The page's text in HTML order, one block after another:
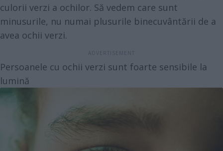
culorii verzi a ochilor. Să vedem care sunt
minusurile, nu numai plusurile binecuvântării de a
avea ochii verzi.
Persoanele cu ochii verzi sunt foarte sensibile la
lumină